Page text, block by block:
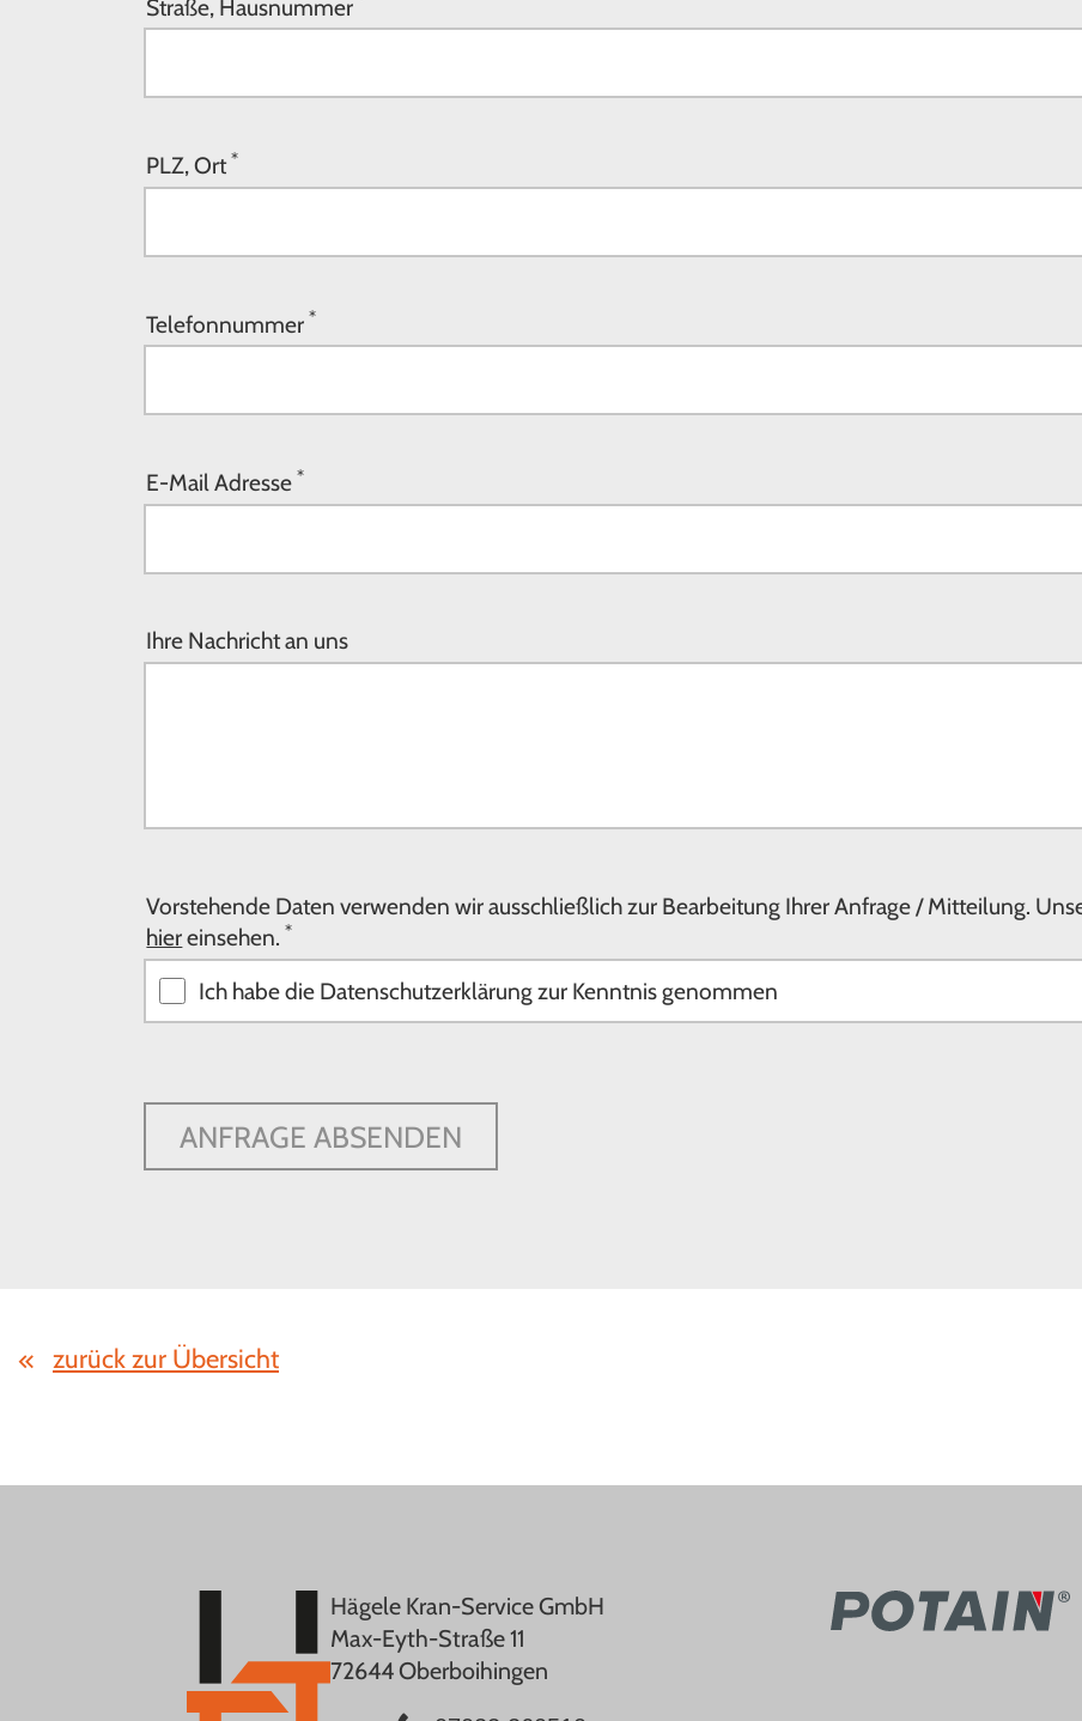
Straße, Hausnummer
PLZ, Ort*
Telefonnummer*
E-Mail Adresse*
Ihre Nachricht an uns
Vorstehende Daten verwenden wir ausschließlich zur Bearbeitung Ihrer Anfrage / Mitteilung.
hiereinsehen.*
Ich habe die Datenschutzerklärung zur Kenntnis genommen
ANFRAGE ABSENDEN
zurück zur Übersicht
Hägele Kran-Service GmbH
Max-Eyth-Straße 11
72644 Oberboihingen